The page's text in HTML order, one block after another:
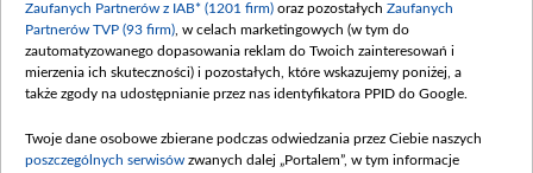
Zaufanych Partnerów z IAB* (1201 firm) oraz pozostałych Zaufanych
Partnerów TVP (93 firm) , w celach marketingowych (w tym do
zautomatyzowanego dopasowania reklam do Twoich zainteresowań i
mierzenia ich skuteczności) i pozostałych, które wskazujemy poniżej, a
także zgody na udostępnianie przez nas identyfikatora PPID do Google.
Twoje dane osobowe zbierane podczas odwiedzania przez Ciebie naszych
poszczególnych serwisów zwanych dalej „Portalem”, w tym informacje